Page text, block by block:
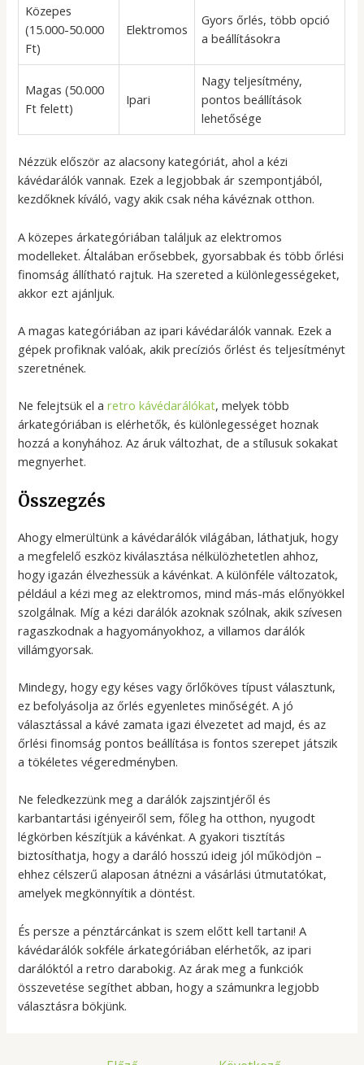
Közepes
(15.000-50.000
Ft)
Elektromos
Gyors őrlés, több opció
a beállításokra
Magas (50.000
Ft felett)
Ipari
Nagy teljesítmény,
pontos beállítások
lehetősége
Nézzük először az alacsony kategóriát, ahol a kézi
kávédarálók vannak. Ezek a legjobbak ár szempontjából,
kezdőknek kíváló, vagy akik csak néha kávéznak otthon.
A közepes árkategóriában találjuk az elektromos
modelleket. Általában erősebbek, gyorsabbak és több őrlési
finomság állítható rajtuk. Ha szereted a különlegességeket,
akkor ezt ajánljuk.
A magas kategóriában az ipari kávédarálók vannak. Ezek a
gépek profiknak valóak, akik precíziós őrlést és teljesítményt
szeretnének.
Ne felejtsük el aretro kávédarálókat, melyek több
árkategóriában is elérhetők, és különlegességet hoznak
hozzá a konyhához. Az áruk változhat, de a stílusuk sokakat
megnyerhet.
Összegzés
Ahogy elmerültünk a kávédarálók világában, láthatjuk, hogy
a megfelelő eszköz kiválasztása nélkülözhetetlen ahhoz,
hogy igazán élvezhessük a kávénkat. A különféle változatok,
például a kézi meg az elektromos, mind más-más előnyökkel
szolgálnak. Míg a kézi darálók azoknak szólnak, akik szívesen
ragaszkodnak a hagyományokhoz, a villamos darálók
villámgyorsak.
Mindegy, hogy egy késes vagy őrlőköves típust választunk,
ez befolyásolja az őrlés egyenletes minőségét. A jó
választással a kávé zamata igazi élvezetet ad majd, és az
őrlési finomság pontos beállítása is fontos szerepet játszik
a tökéletes végeredményben.
Ne feledkezzünk meg a darálók zajszintjéről és
karbantartási igényeiről sem, főleg ha otthon, nyugodt
légkörben készítjük a kávénkat. A gyakori tisztítás
biztosíthatja, hogy a daráló hosszú ideig jól működjön –
ehhez célszerű alaposan átnézni a vásárlási útmutatókat,
amelyek megkönnyítik a döntést.
És persze a pénztárcánkat is szem előtt kell tartani! A
kávédarálók sokféle árkategóriában elérhetők, az ipari
darálóktól a retro darabokig. Az árak meg a funkciók
összevetése segíthet abban, hogy a számunkra legjobb
választásra bökjünk.